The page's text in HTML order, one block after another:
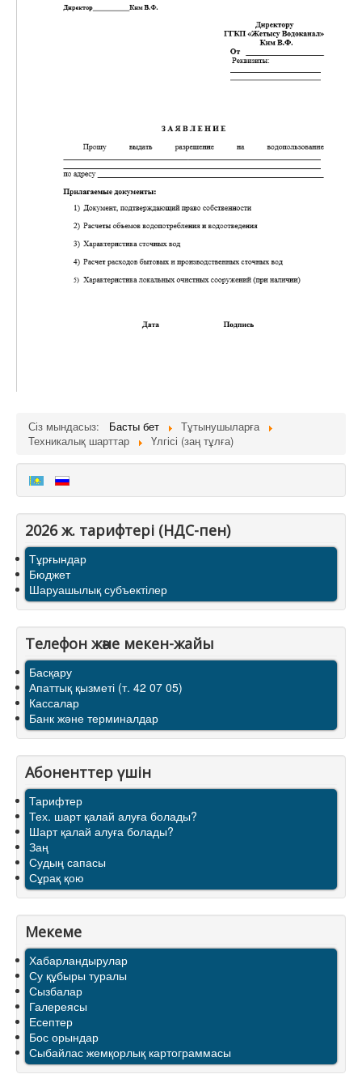
Сіз мындасыз: Басты бет
Тұтынушыларға
Техникалық шарттар
Үлгісі (заң тұлға)
2026 ж. тарифтерi (НДС-пен)
Тұрғындар
Бюджет
Шаруашылық субъектілер
Телефон және мекен-жайы
Басқару
Апаттық қызметі (т. 42 07 05)
Кассалар
Банк және терминалдар
Абоненттер үшін
Тарифтер
Тех. шарт қалай алуға болады?
Шарт қалай алуға болады?
Заң
Судың сапасы
Сұрақ қою
Мекеме
Хабарландырулар
Су құбыры туралы
Сызбалар
Галереясы
Есептер
Бос орындар
Сыбайлас жемқорлық картограммасы